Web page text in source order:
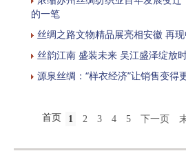
的一笔
丝绸之路文物精品展亮相安徽 再
丝韵江南 盛装未来 吴江盛泽绽放
源泉丝绸：“样衣经济”让销售变得
首页 1 2 3 4 5 下一页